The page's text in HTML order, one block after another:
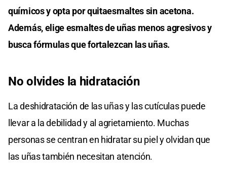
químicos y opta por quitaesmaltes sin acetona.
Además, elige esmaltes de uñas menos agresivos y
busca fórmulas que fortalezcan las uñas.
No olvides la hidratación
La deshidratación de las uñas y las cutículas puede
llevar a la debilidad y al agrietamiento. Muchas
personas se centran en hidratar su piel y olvidan que
las uñas también necesitan atención.